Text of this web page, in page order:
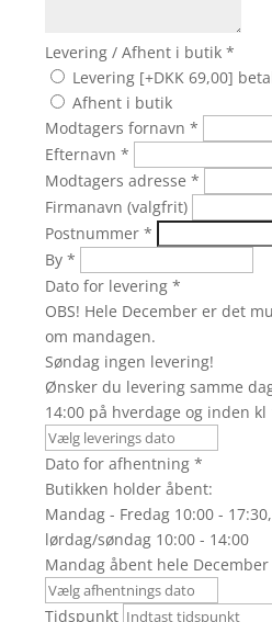
Levering / Afhent i butik *
Levering [+DKK 69,00]
Afhent i butik
Modtagers fornavn *
Efternavn *
Modtagers adresse *
Firmanavn (valgfrit)
Postnummer *
By *
Dato for levering *
OBS! Hele December er det
om mandagen.
Søndag ingen levering!
Ønsker du levering samme
14:00 på hverdage og inden kl
Dato for afhentning *
Butikken holder åbent:
Mandag - Fredag 10:00 - 17:30,
lørdag/søndag 10:00 - 14:00
Mandag åbent hele
Tidspunkt